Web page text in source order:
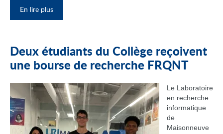
En lire plus
Deux étudiants du Collège reçoivent
une bourse de recherche FRQNT
Le Laboratoire
en recherche
informatique
de
Maisonneuve